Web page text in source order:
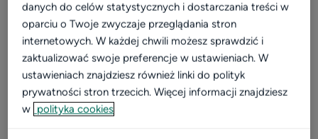
Patient experience
Dla placówek medycznych
Konsultacje online
Aktualizacja profilu placówki
Marketing dla placówek
mail nie jest obowiązkowy, lecz przyspieszy przesłanie
oferty. Nasi doradcy przygotują propozycję zawierającą
zniżkę dla poleconych – miesiąc promowania profilu za 1
zł netto – ważną 30 dni od polecenia.
To rozwiązanie sprawdzi się po rozmowie ze znajomym
lub znajomą, którzy zastanawiają się nad dołączeniem do
danych do celów statystycznych i dostarczania treści w
oparciu o Twoje zwyczaje przeglądania stron
internetowych. W każdej chwili możesz sprawdzić i
zaktualizować swoje preferencje w ustawieniach. W
ustawieniach znajdziesz również linki do polityk
prywatności stron trzecich. Więcej informacji znajdziesz
w polityka cookies